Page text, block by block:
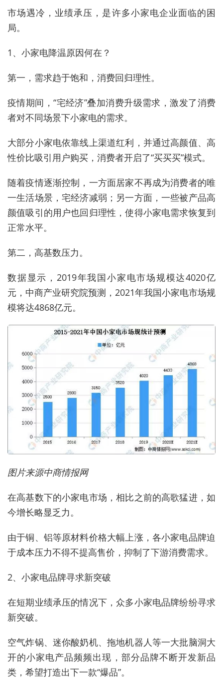
市场遇冷，业绩承压，是许多小家电企业面临的困
局。
1、小家电降温原因何在？
第一，需求趋于饱和，消费回归理性。
疫情期间，“宅经济”叠加消费升级需求，激发了消费
者对不同场景下小家电的需求。
大部分小家电依靠线上渠道红利，并通过高颜值、高
性价比吸引用户购买，消费者开启了“买买买”模式。
随着疫情逐渐控制，一方面居家不再成为消费者的唯
一生活场景，宅经济减弱；另一方面，一些被产品高
颜值吸引的用户也回归理性，使得小家电需求恢复到
正常水平。
第二，高基数压力。
数据显示，2019年我国小家电市场规模达4020亿
元，中商产业研究院预测，2021年我国小家电市场规
模将达4868亿元。
图片来源中商情报网
在高基数下的小家电市场，相比之前的高歌猛进，如
今增长略显乏力。
由于铜、铝等原材料价格大幅上涨，各小家电品牌迫
于成本压力不得不提高售价，抑制了下游消费需求。
2、小家电品牌寻求新突破
在短期业绩承压的情况下，众多小家电品牌纷纷寻求
新突破。
空气炸锅、迷你酸奶机、拖地机器人等一大批脑洞大
开的小家电产品频频出现，部分品牌不断开发新品
类，希望打造出下一款“爆品”。